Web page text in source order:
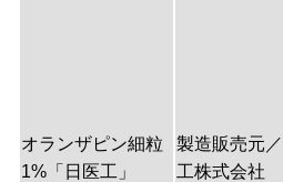
オランザピン細粒
1%「日医工」
製造販売元
工株式会社